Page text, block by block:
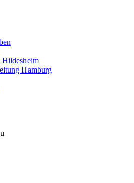
Hamburg